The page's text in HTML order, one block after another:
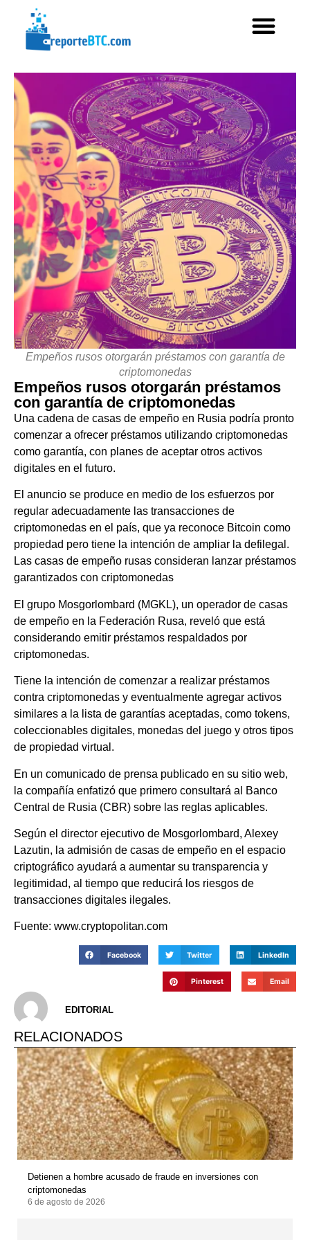
Empeños rusos otorgarán préstamos con garantía de
criptomonedas
Empeños rusos otorgarán préstamos
con garantía de criptomonedas
Una cadena de casas de empeño en Rusia podría pronto
comenzar a ofrecer préstamos utilizando criptomonedas
como garantía, con planes de aceptar otros activos
digitales en el futuro.
El anuncio se produce en medio de los esfuerzos por
regular adecuadamente las transacciones de
criptomonedas en el país, que ya reconoce Bitcoin como
propiedad pero tiene la intención de ampliar la defilegal.
Las casas de empeño rusas consideran lanzar préstamos
garantizados con criptomonedas
El grupo Mosgorlombard (MGKL), un operador de casas
de empeño en la Federación Rusa, reveló que está
considerando emitir préstamos respaldados por
criptomonedas.
Tiene la intención de comenzar a realizar préstamos
contra criptomonedas y eventualmente agregar activos
similares a la lista de garantías aceptadas, como tokens,
coleccionables digitales, monedas del juego y otros tipos
de propiedad virtual.
En un comunicado de prensa publicado en su sitio web,
la compañía enfatizó que primero consultará al Banco
Central de Rusia (CBR) sobre las reglas aplicables.
Según el director ejecutivo de Mosgorlombard, Alexey
Lazutin, la admisión de casas de empeño en el espacio
criptográfico ayudará a aumentar su transparencia y
legitimidad, al tiempo que reducirá los riesgos de
transacciones digitales ilegales.
Fuente: www.cryptopolitan.com
Facebook Twitter LinkedIn
Pinterest Email
EDITORIAL
RELACIONADOS
Detienen a hombre acusado de fraude en inversiones con
criptomonedas
6 de agosto de 2026